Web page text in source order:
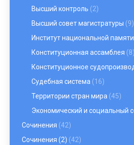
Высший контроль (2)
Высший совет магистратуры (9)
Институт национальной памяти
Конституционная ассамблея (8)
Конституционное
Судебная система (16)
Территории стран мира (45)
Экономический и социальный
Сочинения (42)
Сочинения (2) (42)